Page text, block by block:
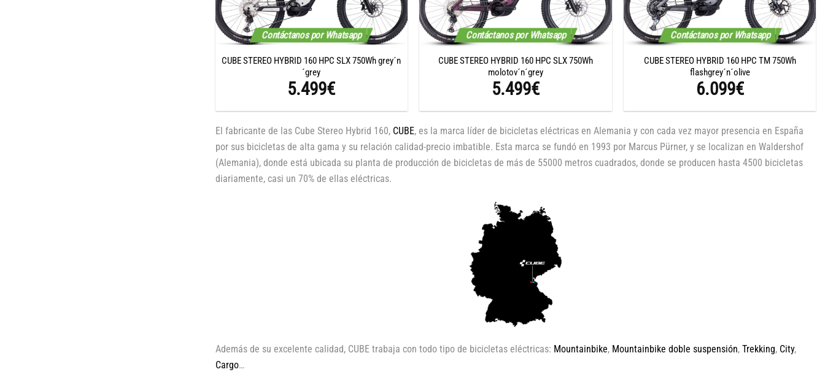
Contáctanos por Whatsapp
CUBE STEREO HYBRID 160 HPC SLX 750Wh grey´n
´grey
5.499€
Contáctanos por Whatsapp
CUBE STEREO HYBRID 160 HPC SLX 750Wh
molotov´n´grey
5.499€
Contáctanos por Whatsapp
CUBE STEREO HYBRID 160 HPC TM 750Wh
flashgrey´n´olive
6.099€
El fabricante de las Cube Stereo Hybrid 160, CUBE, es la marca líder de bicicletas eléctricas en Alemania y con cada vez mayor presencia en España
por sus bicicletas de alta gama y su relación calidad-precio imbatible. Esta marca se fundó en 1993 por Marcus Pürner, y se localizan en Waldershof
(Alemania), donde está ubicada su planta de producción de bicicletas de más de 55000 metros cuadrados, donde se producen hasta 4500 bicicletas
diariamente, casi un 70% de ellas eléctricas.
Además de su excelente calidad, CUBE trabaja con todo tipo de bicicletas eléctricas: Mountainbike, Mountainbike doble suspensión, Trekking, City,
Cargo…